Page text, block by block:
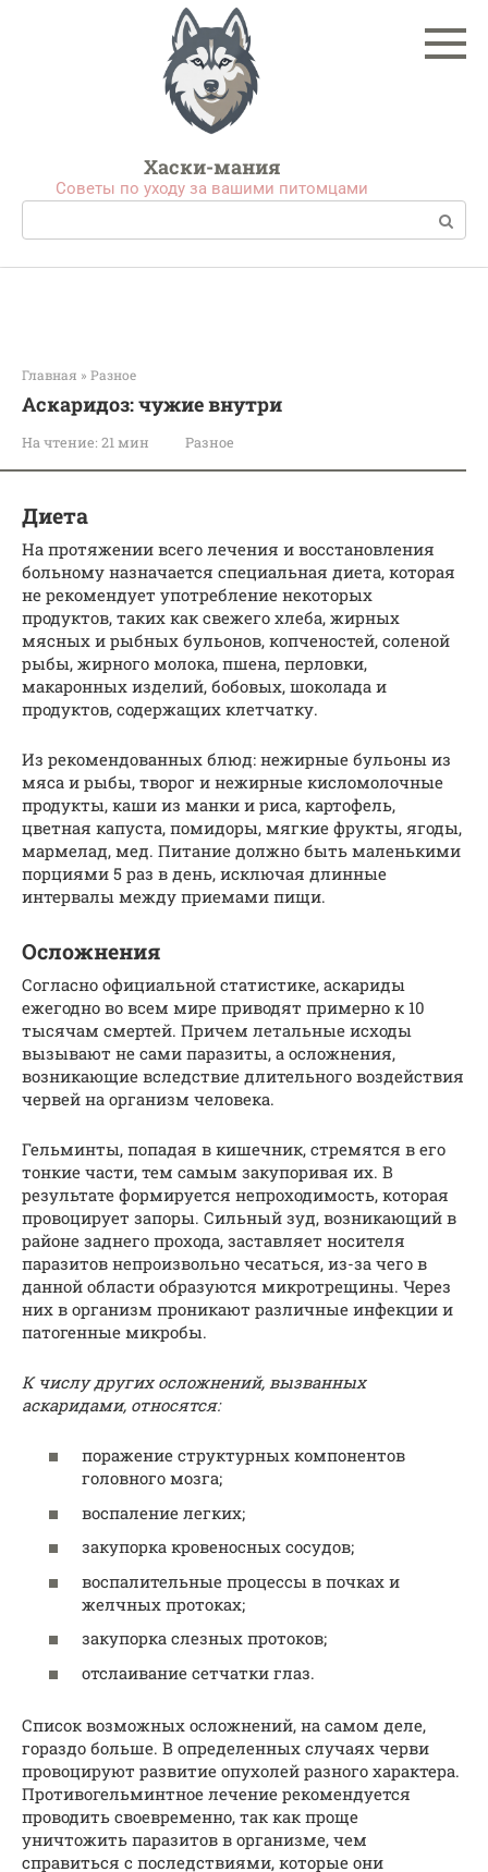
Хаски-мания
Советы по уходу за вашими питомцами
Поиск:
Главная » Разное
Аскаридоз: чужие внутри
На чтение: 21 мин Разное
Диета
На протяжении всего лечения и восстановления
больному назначается специальная диета, которая
не рекомендует употребление некоторых
продуктов, таких как свежего хлеба, жирных
мясных и рыбных бульонов, копченостей, соленой
рыбы, жирного молока, пшена, перловки,
макаронных изделий, бобовых, шоколада и
продуктов, содержащих клетчатку.
Из рекомендованных блюд: нежирные бульоны из
мяса и рыбы, творог и нежирные кисломолочные
продукты, каши из манки и риса, картофель,
цветная капуста, помидоры, мягкие фрукты, ягоды,
мармелад, мед. Питание должно быть маленькими
порциями 5 раз в день, исключая длинные
интервалы между приемами пищи.
Осложнения
Согласно официальной статистике, аскариды
ежегодно во всем мире приводят примерно к 10
тысячам смертей. Причем летальные исходы
вызывают не сами паразиты, а осложнения,
возникающие вследствие длительного воздействия
червей на организм человека.
Гельминты, попадая в кишечник, стремятся в его
тонкие части, тем самым закупоривая их. В
результате формируется непроходимость, которая
провоцирует запоры. Сильный зуд, возникающий в
районе заднего прохода, заставляет носителя
паразитов непроизвольно чесаться, из-за чего в
данной области образуются микротрещины. Через
них в организм проникают различные инфекции и
патогенные микробы.
К числу других осложнений, вызванных
аскаридами, относятся:
поражение структурных компонентов
головного мозга;
воспаление легких;
закупорка кровеносных сосудов;
воспалительные процессы в почках и
желчных протоках;
закупорка слезных протоков;
отслаивание сетчатки глаз.
Список возможных осложнений, на самом деле,
гораздо больше. В определенных случаях черви
провоцируют развитие опухолей разного характера.
Противогельминтное лечение рекомендуется
проводить своевременно, так как проще
уничтожить паразитов в организме, чем
справиться с последствиями, которые они